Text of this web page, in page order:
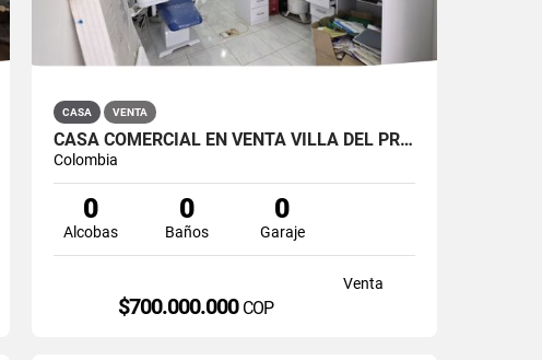
CASA VENTA
CASA COMERCIAL EN VENTA VILLA DEL PRADO BOGOTÁ NORTE
Colombia
0
Alcobas
0
Baños
0
Garaje
Venta
$700.000.000 COP